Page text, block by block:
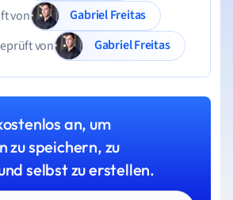
von
Gabriel Freitas
von
Gabriel Freitas
an, um
zu speichern, zu
selbst zu erstellen.